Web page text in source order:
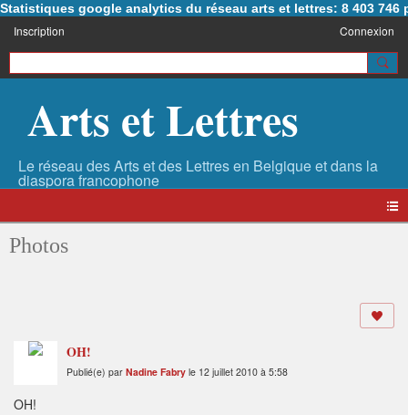
Statistiques google analytics du réseau arts et lettres: 8 403 746
Inscription Connexion
Arts et Lettres
Photos
OH!
Publié(e) par Nadine Fabry le 12 juillet 2010 à 5:58
OH!